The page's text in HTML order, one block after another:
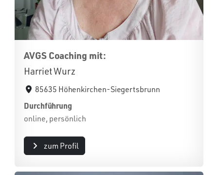
AVGS Coaching mit:
Harriet Wurz
85635 Höhenkirchen-Siegertsbrunn
Durchführung
online, persönlich
zum Profil